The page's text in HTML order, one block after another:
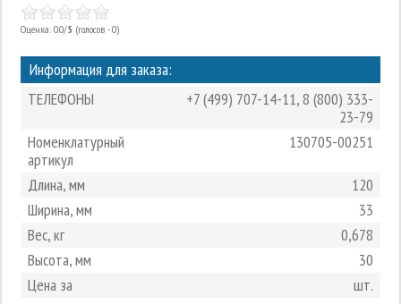
Оценка: 0.0/5 (голосов - 0)
Информация для заказа:
ТЕЛЕФОНЫ
+7 (499) 707-14-11,8 (800) 333-
23-79
Номенклатурный
артикул
130705-00251
Длина, мм
120
Ширина, мм
33
Вес, кг
0,678
Высота, мм
30
Цена за
шт.